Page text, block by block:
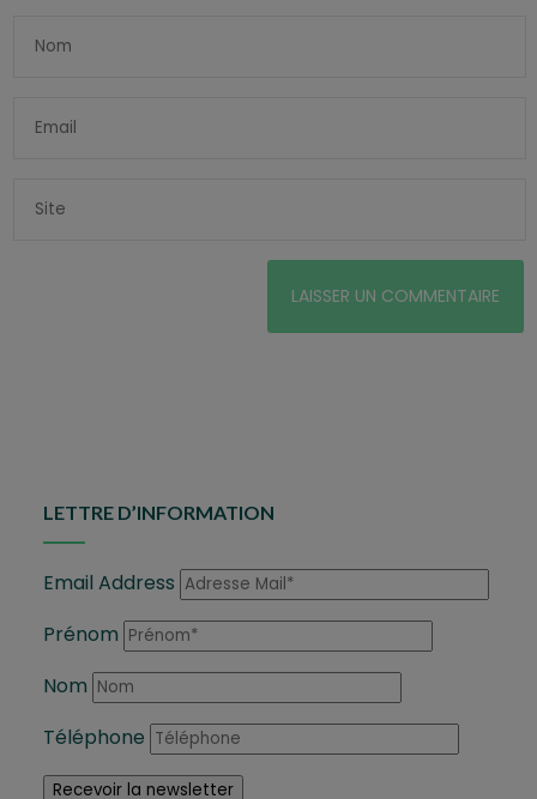
LETTRE D’INFORMATION
Email Address
Prénom
Nom
Téléphone